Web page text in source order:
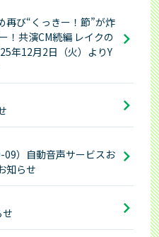
再び“くっきー！節”が炸
！共演CM続編 レイクの
年12月2日（火）よりY
）自動音声サービスお
知らせ